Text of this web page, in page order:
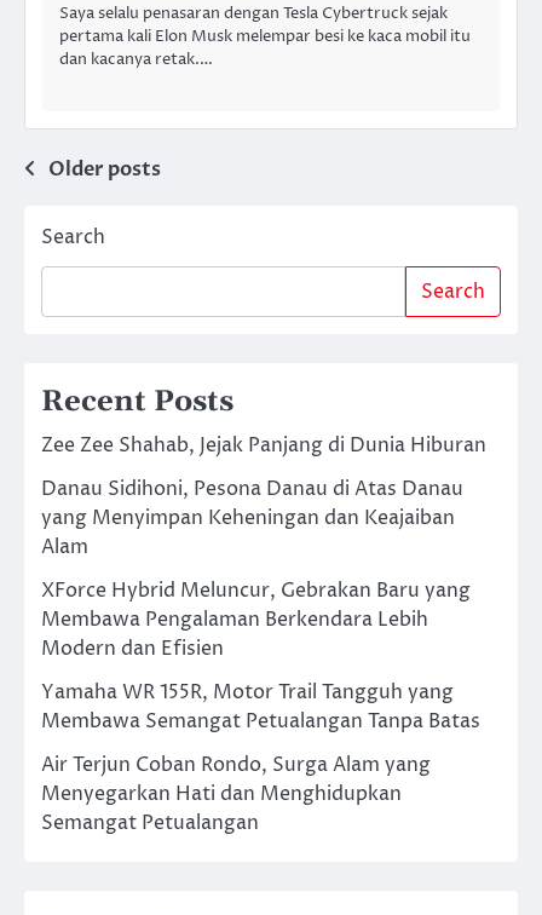
Saya selalu penasaran dengan Tesla Cybertruck sejak
pertama kali Elon Musk melempar besi ke kaca mobil itu
dan kacanya retak.…
Posts
Older posts
Search
Search
Recent Posts
Zee Zee Shahab, Jejak Panjang di Dunia Hiburan
Danau Sidihoni, Pesona Danau di Atas Danau
yang Menyimpan Keheningan dan Keajaiban
Alam
XForce Hybrid Meluncur, Gebrakan Baru yang
Membawa Pengalaman Berkendara Lebih
Modern dan Efisien
Yamaha WR 155R, Motor Trail Tangguh yang
Membawa Semangat Petualangan Tanpa Batas
Air Terjun Coban Rondo, Surga Alam yang
Menyegarkan Hati dan Menghidupkan
Semangat Petualangan